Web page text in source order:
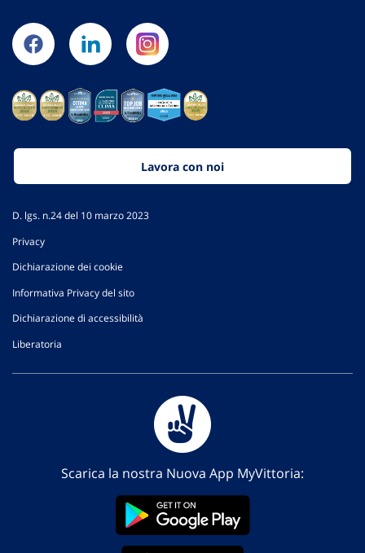
Lavora con noi
D. lgs. n.24 del 10 marzo 2023
Privacy
Dichiarazione dei cookie
Informativa Privacy del sito
Dichiarazione di accessibilità
Liberatoria
Scarica la nostra Nuova App MyVittoria: